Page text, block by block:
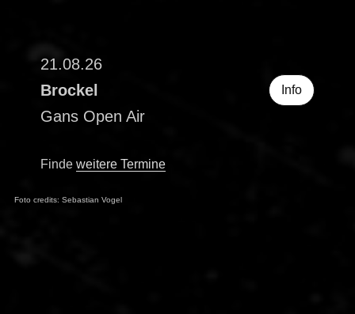
21.08.26
Brockel
Gans Open Air
Info
Finde weitere Termine
Foto credits: Sebastian Vogel